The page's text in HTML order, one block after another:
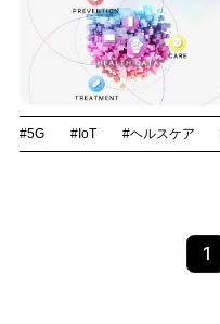
#5G #IoT #ヘルスケア
1